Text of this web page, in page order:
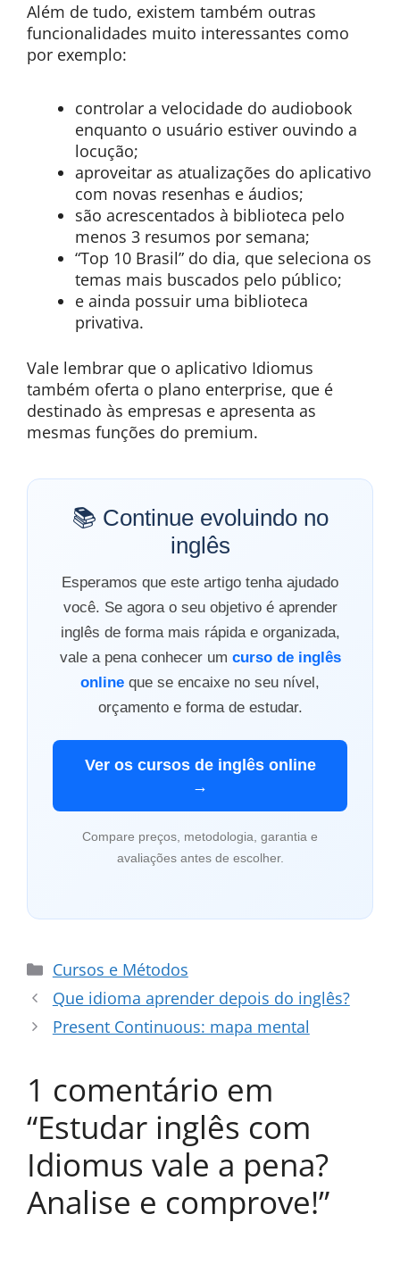
Além de tudo, existem também outras
funcionalidades muito interessantes como
por exemplo:
controlar a velocidade do audiobook
enquanto o usuário estiver ouvindo a
locução;
aproveitar as atualizações do aplicativo
com novas resenhas e áudios;
são acrescentados à biblioteca pelo
menos 3 resumos por semana;
“Top 10 Brasil” do dia, que seleciona os
temas mais buscados pelo público;
e ainda possuir uma biblioteca
privativa.
Vale lembrar que o aplicativo Idiomus
também oferta o plano enterprise, que é
destinado às empresas e apresenta as
mesmas funções do premium.
📚 Continue evoluindo no
inglês
Esperamos que este artigo tenha ajudado
você. Se agora o seu objetivo é aprender
inglês de forma mais rápida e organizada,
vale a pena conhecer um curso de inglês
online que se encaixe no seu nível,
orçamento e forma de estudar.
Ver os cursos de inglês online
→
Compare preços, metodologia, garantia e
avaliações antes de escolher.
Categorias
Cursos e Métodos
Que idioma aprender depois do inglês?
Present Continuous: mapa mental
1 comentário em
“Estudar inglês com
Idiomus vale a pena?
Analise e comprove!”